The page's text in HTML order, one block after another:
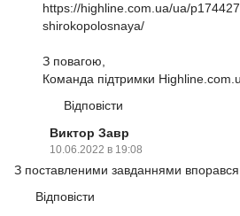
https://highline.com.ua/ua/
shirokopolosnaya/
З повагою,
Команда підтримки
Відповісти
Виктор Завр
10.06.2022 в 19:08
З поставленими завданнями впорався
Відповісти